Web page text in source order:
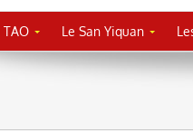
Le San Yiquan